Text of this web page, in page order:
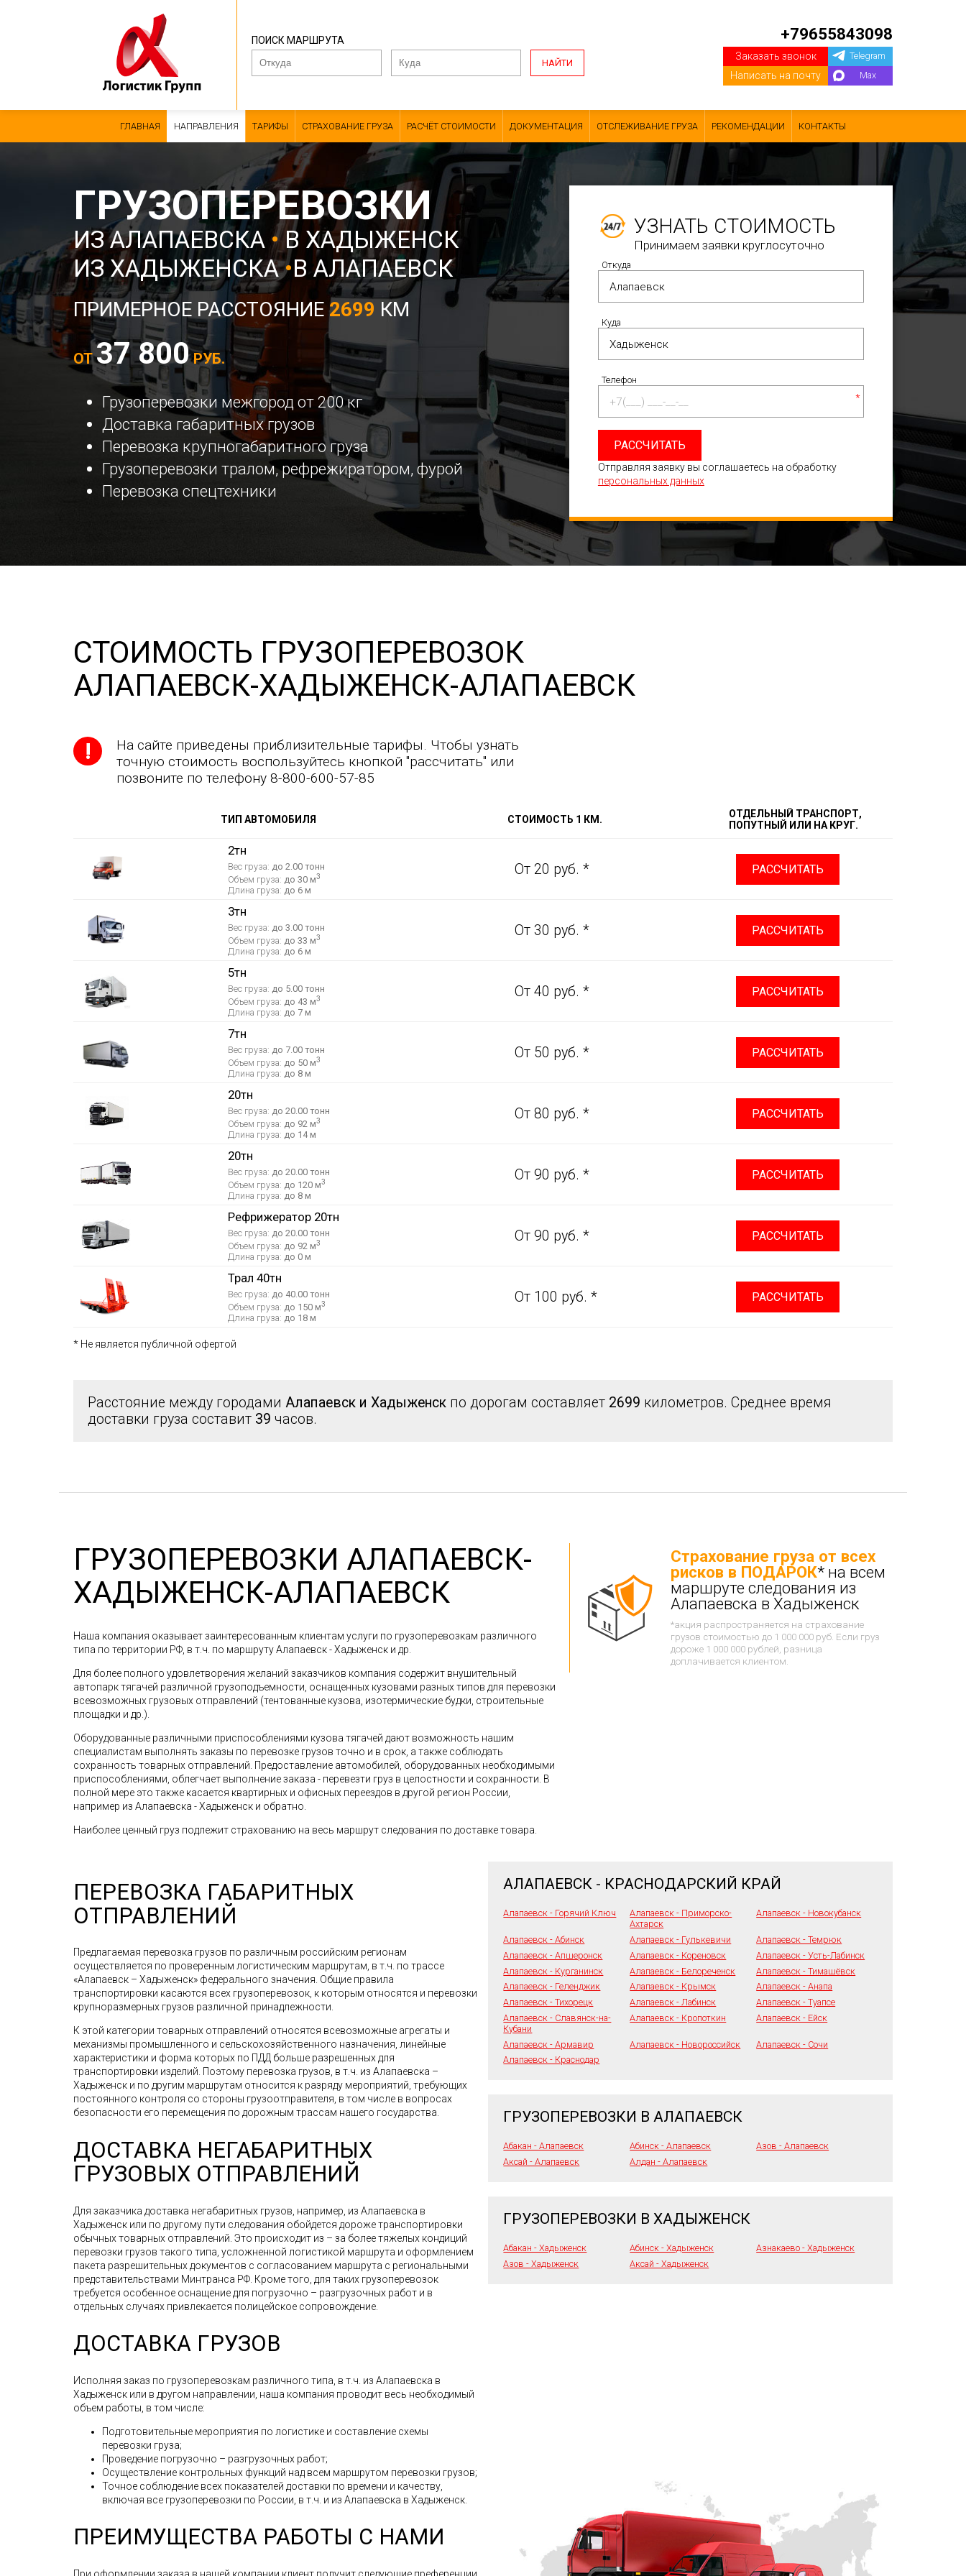
ПОИСК МАРШРУТА
НАЙТИ
+79655843098
Заказать звонок
Написать на почту
Telegram
Max
ГЛАВНАЯ НАПРАВЛЕНИЯ ТАРИФЫ СТРАХОВАНИЕ ГРУЗА РАСЧЁТ СТОИМОСТИ ДОКУМЕНТАЦИЯ ОТСЛЕЖИВАНИЕ ГРУЗА РЕКОМЕНДАЦИИ КОНТАКТЫ
ГРУЗОПЕРЕВОЗКИ
ИЗ АЛАПАЕВСКА •В ХАДЫЖЕНСК
ИЗ ХАДЫЖЕНСКА•В АЛАПАЕВСК
ПРИМЕРНОЕ РАССТОЯНИЕ2699 КМ
ОТ37 800РУБ.
Грузоперевозки межгород от 200 кг
Доставка габаритных грузов
Перевозка крупногабаритного груза
Грузоперевозки тралом, рефрежиратором, фурой
Перевозка спецтехники
УЗНАТЬ СТОИМОСТЬ
Принимаем заявки круглосуточно
Откуда
Куда
Телефон
*
РАССЧИТАТЬ
Отправляя заявку вы соглашаетесь на обработку
персональных данных
СТОИМОСТЬ ГРУЗОПЕРЕВОЗОК
АЛАПАЕВСК-ХАДЫЖЕНСК-АЛАПАЕВСК
На сайте приведены приблизительные тарифы. Чтобы узнать
точную стоимость воспользуйтесь кнопкой "рассчитать" или
позвоните по телефону 8-800-600-57-85
ТИП АВТОМОБИЛЯ СТОИМОСТЬ 1 КМ.
ОТДЕЛЬНЫЙ ТРАНСПОРТ,
ПОПУТНЫЙ ИЛИ НА КРУГ.
2тн
Вес груза: до 2.00 тонн
Объем груза: до 30 м3
Длина груза: до 6 м
От 20 руб. * РАССЧИТАТЬ
3тн
Вес груза: до 3.00 тонн
Объем груза: до 33 м3
Длина груза: до 6 м
От 30 руб. * РАССЧИТАТЬ
5тн
Вес груза: до 5.00 тонн
Объем груза: до 43 м3
Длина груза: до 7 м
От 40 руб. * РАССЧИТАТЬ
7тн
Вес груза: до 7.00 тонн
Объем груза: до 50 м3
Длина груза: до 8 м
От 50 руб. * РАССЧИТАТЬ
20тн
Вес груза: до 20.00 тонн
Объем груза: до 92 м3
Длина груза: до 14 м
От 80 руб. * РАССЧИТАТЬ
20тн
Вес груза: до 20.00 тонн
Объем груза: до 120 м3
Длина груза: до 8 м
От 90 руб. * РАССЧИТАТЬ
Рефрижератор 20тн
Вес груза: до 20.00 тонн
Объем груза: до 92 м3
Длина груза: до 0 м
От 90 руб. * РАССЧИТАТЬ
Трал 40тн
Вес груза: до 40.00 тонн
Объем груза: до 150 м3
Длина груза: до 18 м
От 100 руб. * РАССЧИТАТЬ
* Не является публичной офертой
Расстояние между городами Алапаевск и Хадыженск по дорогам составляет 2699 километров. Среднее время
доставки груза составит 39 часов.
ГРУЗОПЕРЕВОЗКИ АЛАПАЕВСК-
ХАДЫЖЕНСК-АЛАПАЕВСК
Наша компания оказывает заинтересованным клиентам услуги по грузоперевозкам различного
типа по территории РФ, в т.ч. по маршруту Алапаевск - Хадыженск и др.
Для более полного удовлетворения желаний заказчиков компания содержит внушительный
автопарк тягачей различной грузоподъемности, оснащенных кузовами разных типов для перевозки
всевозможных грузовых отправлений (тентованные кузова, изотермические будки, строительные
площадки и др.).
Оборудованные различными приспособлениями кузова тягачей дают возможность нашим
специалистам выполнять заказы по перевозке грузов точно и в срок, а также соблюдать
сохранность товарных отправлений. Предоставление автомобилей, оборудованных необходимыми
приспособлениями, облегчает выполнение заказа - перевезти груз в целостности и сохранности. В
полной мере это также касается квартирных и офисных переездов в другой регион России,
например из Алапаевска - Хадыженск и обратно.
Наиболее ценный груз подлежит страхованию на весь маршрут следования по доставке товара.
Страхование груза от всех
рисков в ПОДАРОК* на всем
маршруте следования из
Алапаевска в Хадыженск
*акция распространяется на страхование
грузов стоимостью до 1 000 000 руб. Если груз
дороже 1 000 000 рублей, разница
доплачивается клиентом.
ПЕРЕВОЗКА ГАБАРИТНЫХ
ОТПРАВЛЕНИЙ
Предлагаемая перевозка грузов по различным российским регионам
осуществляется по проверенным логистическим маршрутам, в т.ч. по трассе
«Алапаевск – Хадыженск» федерального значения. Общие правила
транспортировки касаются всех грузоперевозок, к которым относятся и перевозки
крупноразмерных грузов различной принадлежности.
К этой категории товарных отправлений относятся всевозможные агрегаты и
механизмы промышленного и сельскохозяйственного назначения, линейные
характеристики и форма которых по ПДД больше разрешенных для
транспортировки изделий. Поэтому перевозка грузов, в т.ч. из Алапаевска –
Хадыженск и по другим маршрутам относится к разряду мероприятий, требующих
постоянного контроля со стороны грузоотправителя, в том числе в вопросах
безопасности его перемещения по дорожным трассам нашего государства.
ДОСТАВКА НЕГАБАРИТНЫХ
ГРУЗОВЫХ ОТПРАВЛЕНИЙ
Для заказчика доставка негабаритных грузов, например, из Алапаевска в
Хадыженск или по другому пути следования обойдется дороже транспортировки
обычных товарных отправлений. Это происходит из – за более тяжелых кондиций
перевозки грузов такого типа, усложненной логистикой маршрута и оформлением
пакета разрешительных документов с согласованием маршрута с региональными
представительствами Минтранса РФ. Кроме того, для таких грузоперевозок
требуется особенное оснащение для погрузочно – разгрузочных работ и в
отдельных случаях привлекается полицейское сопровождение.
ДОСТАВКА ГРУЗОВ
Исполняя заказ по грузоперевозкам различного типа, в т.ч. из Алапаевска в
Хадыженск или в другом направлении, наша компания проводит весь необходимый
объем работы, в том числе:
Подготовительные мероприятия по логистике и составление схемы
перевозки груза;
Проведение погрузочно – разгрузочных работ;
Осуществление контрольных функций над всем маршрутом перевозки грузов;
Точное соблюдение всех показателей доставки по времени и качеству,
включая все грузоперевозки по России, в т.ч. и из Алапаевска в Хадыженск.
ПРЕИМУЩЕСТВА РАБОТЫ С НАМИ
При оформлении заказа в нашей компании клиент получит следующие преференции
АЛАПАЕВСК - КРАСНОДАРСКИЙ КРАЙ
Алапаевск - Горячий Ключ
Алапаевск - Приморско-
Ахтарск
Алапаевск - Новокубанск
Алапаевск - Абинск Алапаевск - Гулькевичи
Алапаевск - Темрюк
Алапаевск - Апшеронск
Алапаевск - Кореновск
Алапаевск - Усть-Лабинск
Алапаевск - Курганинск
Алапаевск - Белореченск
Алапаевск - Тимашёвск
Алапаевск - Геленджик
Алапаевск - Крымск
Алапаевск - Анапа
Алапаевск - Тихорецк
Алапаевск - Лабинск
Алапаевск - Туапсе
Алапаевск - Славянск-на-
Кубани
Алапаевск - Кропоткин Алапаевск - Ейск
Алапаевск - Армавир Алапаевск - Новороссийск
Алапаевск - Сочи
Алапаевск - Краснодар
ГРУЗОПЕРЕВОЗКИ В АЛАПАЕВСК
Абакан - Алапаевск Абинск - Алапаевск
Азов - Алапаевск
Аксай - Алапаевск
Алдан - Алапаевск
ГРУЗОПЕРЕВОЗКИ В ХАДЫЖЕНСК
Абакан - Хадыженск Абинск - Хадыженск
Азнакаево - Хадыженск
Азов - Хадыженск
Аксай - Хадыженск